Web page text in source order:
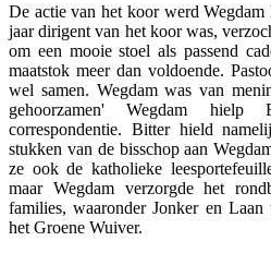
De actie van het koor werd
jaar dirigent van het koor was,
om een mooie stoel als passend
maatstok meer dan voldoende.
wel samen. Wegdam was van
gehoorzamen' Wegdam
correspondentie. Bitter hield
stukken van de bisschop aan
ze ook de katholieke
maar Wegdam verzorgde het
families, waaronder Jonker en
het Groene Wuiver.